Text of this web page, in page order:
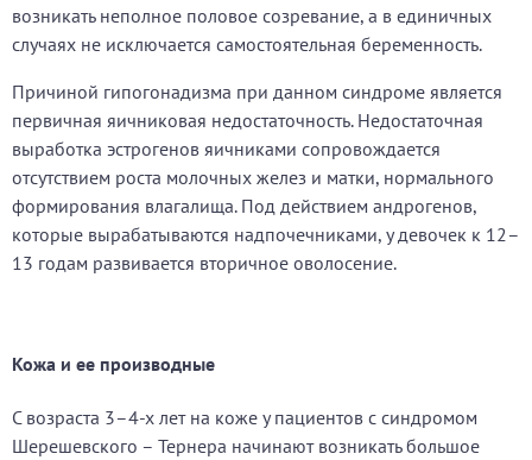
возникать неполное половое созревание, а в единичных
случаях не исключается самостоятельная беременность.
Причиной гипогонадизма при данном синдроме является
первичная яичниковая недостаточность. Недостаточная
выработка эстрогенов яичниками сопровождается
отсутствием роста молочных желез и матки, нормального
формирования влагалища. Под действием андрогенов,
которые вырабатываются надпочечниками, у девочек к 12–
13 годам развивается вторичное оволосение.
Кожа и ее производные
С возраста 3–4-х лет на коже у пациентов с синдромом
Шерешевского – Тернера начинают возникать большое